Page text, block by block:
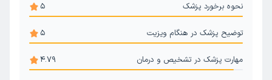
نحوه برخورد پزشک 5
توضیح پزشک در هنگام ویزیت 5
مهارت پزشک در تشخیص و درمان 4.79